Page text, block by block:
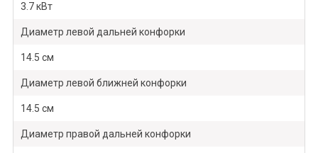
3.7 кВт
Диаметр левой дальней конфорки
14.5 см
Диаметр левой ближней конфорки
14.5 см
Диаметр правой дальней конфорки